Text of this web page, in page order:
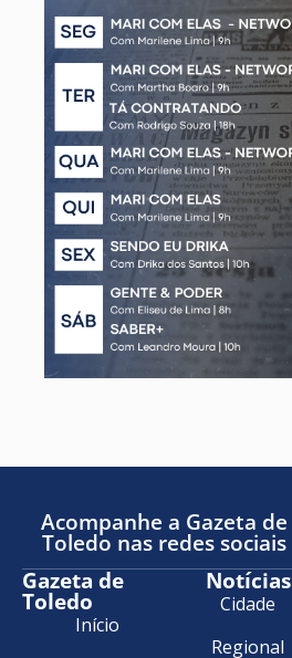
Acompanhe a Gazeta de
Toledo nas redes sociais
Gazeta de
Toledo
Início
Notícias
Cidade
Regional